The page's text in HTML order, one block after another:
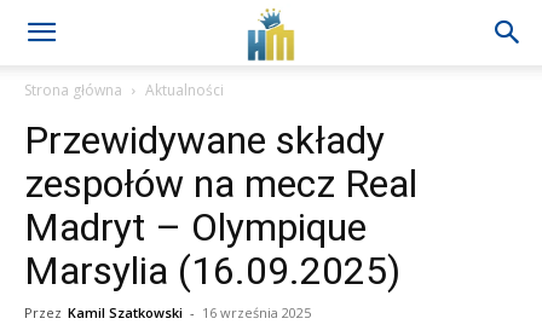
Strona główna Aktualności
Przewidywane składy
zespołów na mecz Real
Madryt – Olympique
Marsylia (16.09.2025)
Przez Kamil Szatkowski - 16 września 2025